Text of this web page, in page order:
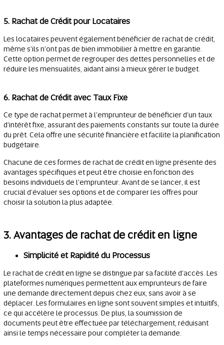
5. Rachat de Crédit pour Locataires
Les locataires peuvent également bénéficier de rachat de crédit,
même s'ils n'ont pas de bien immobilier à mettre en garantie.
Cette option permet de regrouper des dettes personnelles et de
réduire les mensualités, aidant ainsi à mieux gérer le budget.
6. Rachat de Crédit avec Taux Fixe
Ce type de rachat permet à l'emprunteur de bénéficier d'un taux
d'intérêt fixe, assurant des paiements constants sur toute la durée
du prêt. Cela offre une sécurité financière et facilite la planification
budgétaire.
Chacune de ces formes de rachat de crédit en ligne présente des
avantages spécifiques et peut être choisie en fonction des
besoins individuels de l'emprunteur. Avant de se lancer, il est
crucial d’évaluer ses options et de comparer les offres pour
choisir la solution la plus adaptée.
3. Avantages de rachat de crédit en ligne
Simplicité et Rapidité du Processus
Le rachat de crédit en ligne se distingue par sa facilité d'accès. Les
plateformes numériques permettent aux emprunteurs de faire
une demande directement depuis chez eux, sans avoir à se
déplacer. Les formulaires en ligne sont souvent simples et intuitifs,
ce qui accélère le processus. De plus, la soumission de
documents peut être effectuée par téléchargement, réduisant
ainsi le temps nécessaire pour compléter la demande.